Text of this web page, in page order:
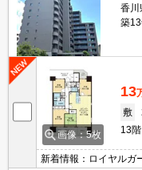
香川
築
画像：5枚
13
敷
13階
新着情報：ロイヤルガ